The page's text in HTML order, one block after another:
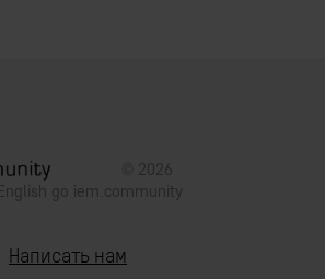
© 2026
go iem.community
Написать нам